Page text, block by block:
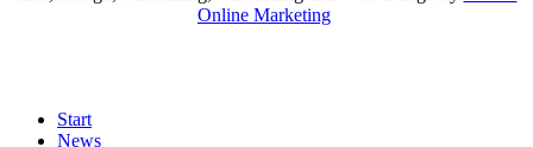
Online Marketing
Start
News